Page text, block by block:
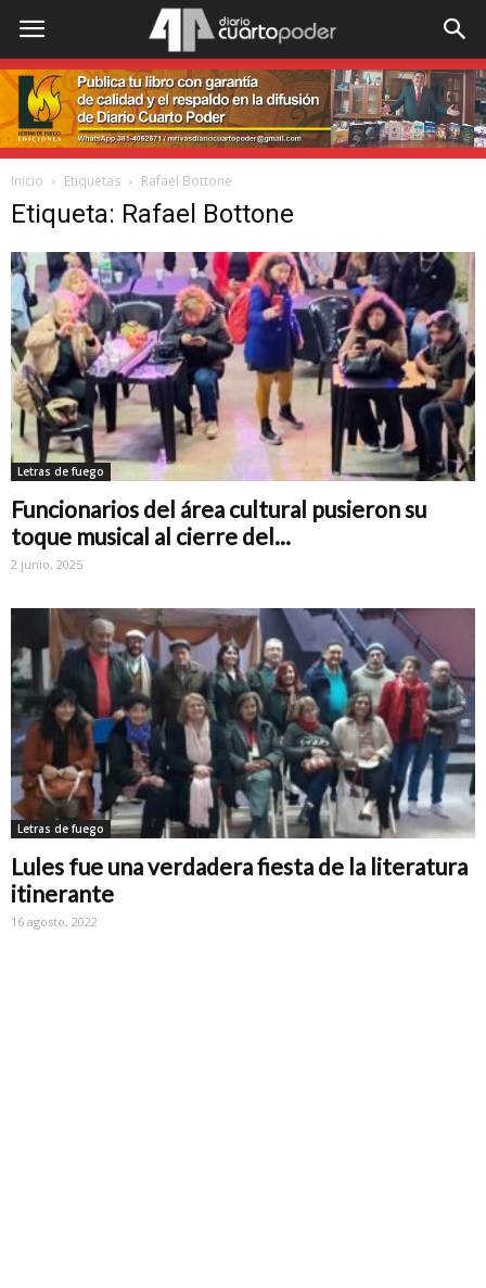
Inicio Etiquetas Rafael Bottone
Etiqueta: Rafael Bottone
Letras de fuego
Funcionarios del área cultural pusieron su
toque musical al cierre del...
2 junio, 2025
Letras de fuego
Lules fue una verdadera fiesta de la literatura
itinerante
16 agosto, 2022